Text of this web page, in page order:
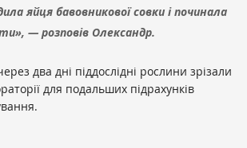
яйця бавовникової совки і починала
— розповів Олександр.
два дні піддослідні рослини зрізали
для подальших підрахунків